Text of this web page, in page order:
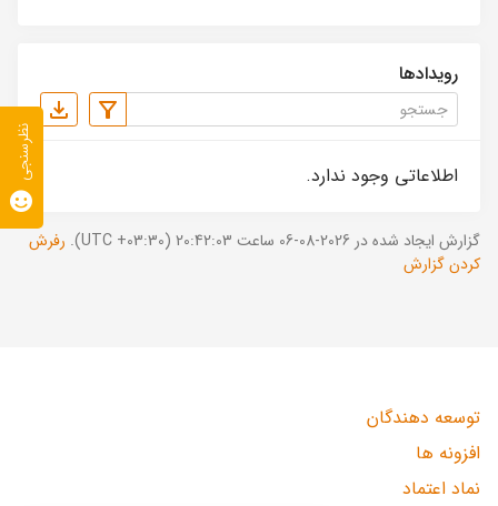
رویدادها
اطلاعاتی وجود ندارد.
گزارش ایجاد شده در 2026-08-06 ساعت 20:42:03 (UTC +03:30).
رفرش
کردن گزارش
توسعه دهندگان
افزونه ها
نماد اعتماد
نظرسنجی